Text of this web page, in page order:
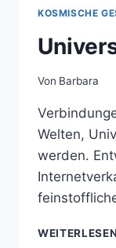
KOSMISCHE
Von Barbara
Welten,
werden.
WEITERLESEN